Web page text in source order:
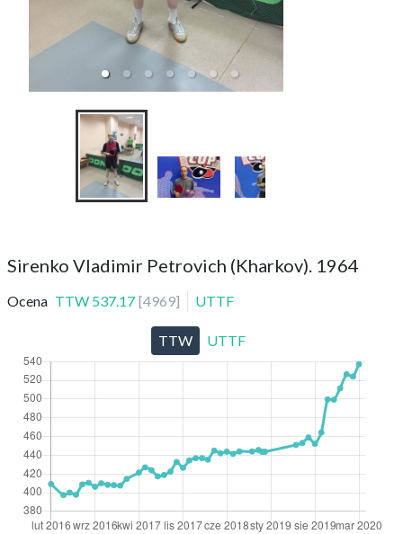
Sirenko Vladimir Petrovich (Kharkov). 1964
Ocena TTW 537.17 [4969] UTTF
TTW UTTF